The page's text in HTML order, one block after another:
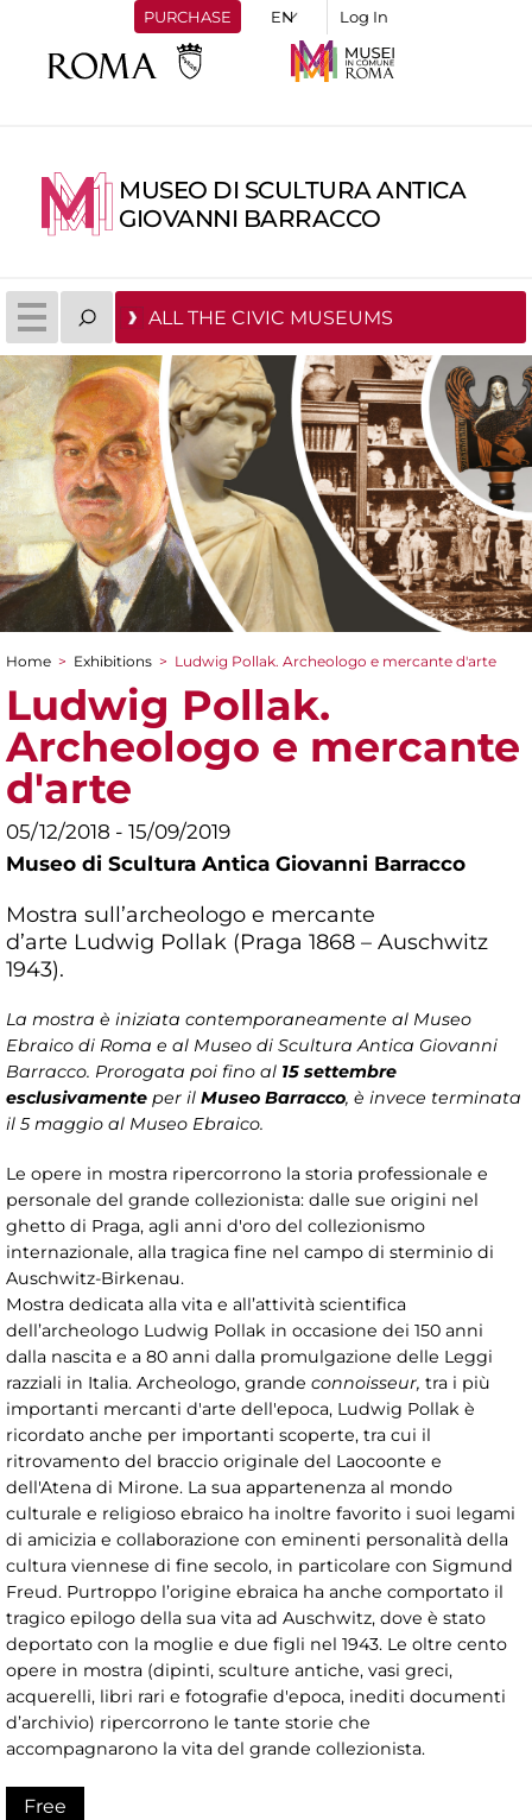
PURCHASE Log In
MUSEO DI SCULTURA ANTICA
GIOVANNI BARRACCO
ALL THE CIVIC MUSEUMS
You are here
Home > Exhibitions > Ludwig Pollak. Archeologo e mercante d'arte
Ludwig Pollak.
Archeologo e mercante
d'arte
05/12/2018 - 15/09/2019
Museo di Scultura Antica Giovanni Barracco
Mostra sull’archeologo e mercante
d’arte Ludwig Pollak (Praga 1868 – Auschwitz
1943).
La mostra è iniziata contemporaneamente al Museo
Ebraico di Roma e al Museo di Scultura Antica Giovanni
Barracco. Prorogata poi fino al 15 settembre
esclusivamente per il Museo Barracco, è invece terminata
il 5 maggio al Museo Ebraico.
Le opere in mostra ripercorrono la storia professionale e
personale del grande collezionista: dalle sue origini nel
ghetto di Praga, agli anni d'oro del collezionismo
internazionale, alla tragica fine nel campo di sterminio di
Auschwitz-Birkenau.
Mostra dedicata alla vita e all’attività scientifica
dell’archeologo Ludwig Pollak in occasione dei 150 anni
dalla nascita e a 80 anni dalla promulgazione delle Leggi
razziali in Italia. Archeologo, grande connoisseur, tra i più
importanti mercanti d'arte dell'epoca, Ludwig Pollak è
ricordato anche per importanti scoperte, tra cui il
ritrovamento del braccio originale del Laocoonte e
dell'Atena di Mirone. La sua appartenenza al mondo
culturale e religioso ebraico ha inoltre favorito i suoi legami
di amicizia e collaborazione con eminenti personalità della
cultura viennese di fine secolo, in particolare con Sigmund
Freud. Purtroppo l’origine ebraica ha anche comportato il
tragico epilogo della sua vita ad Auschwitz, dove è stato
deportato con la moglie e due figli nel 1943. Le oltre cento
opere in mostra (dipinti, sculture antiche, vasi greci,
acquerelli, libri rari e fotografie d'epoca, inediti documenti
d’archivio) ripercorrono le tante storie che
accompagnarono la vita del grande collezionista.
Free